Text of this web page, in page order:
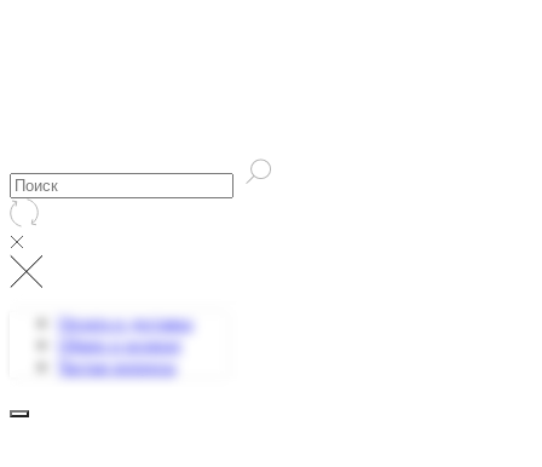
Оплата и доставка
Обмен и возврат
Частые вопросы